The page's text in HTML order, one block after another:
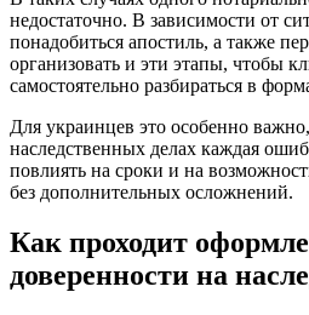
недостаточно. В зависимости от
понадобиться апостиль, а также
организовать и эти этапы, чтобы
самостоятельно разбираться в
Для украинцев это особенно
наследственных делах каждая
повлиять на сроки и на
без дополнительных осложнений.
Как проходит
доверенности на